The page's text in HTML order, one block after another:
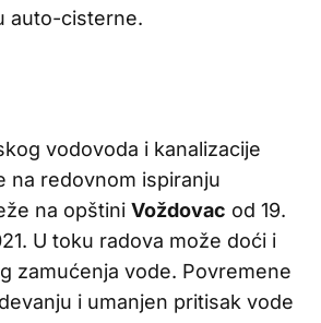
auto-cisterne.
vodovoda i kanalizacije
na redovnom ispiranju
na opštini Voždovac od 19.
U toku radova može doći i
zamućenja vode. Povremene
i umanjen pritisak vode